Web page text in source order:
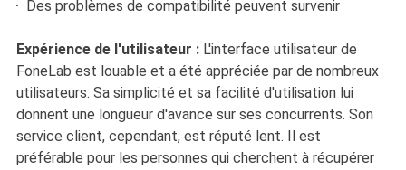
Des problèmes de compatibilité peuvent survenir
Expérience de l'utilisateur :L'interface utilisateur de
FoneLab est louable et a été appréciée par de nombreux
utilisateurs. Sa simplicité et sa facilité d'utilisation lui
donnent une longueur d'avance sur ses concurrents. Son
service client, cependant, est réputé lent. Il est
préférable pour les personnes qui cherchent à récupérer